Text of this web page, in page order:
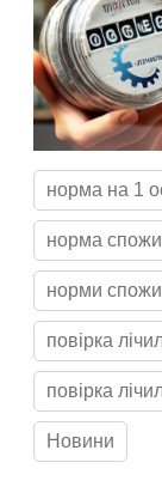
норма на 1
норма
норми
повірка
повірка
Новини